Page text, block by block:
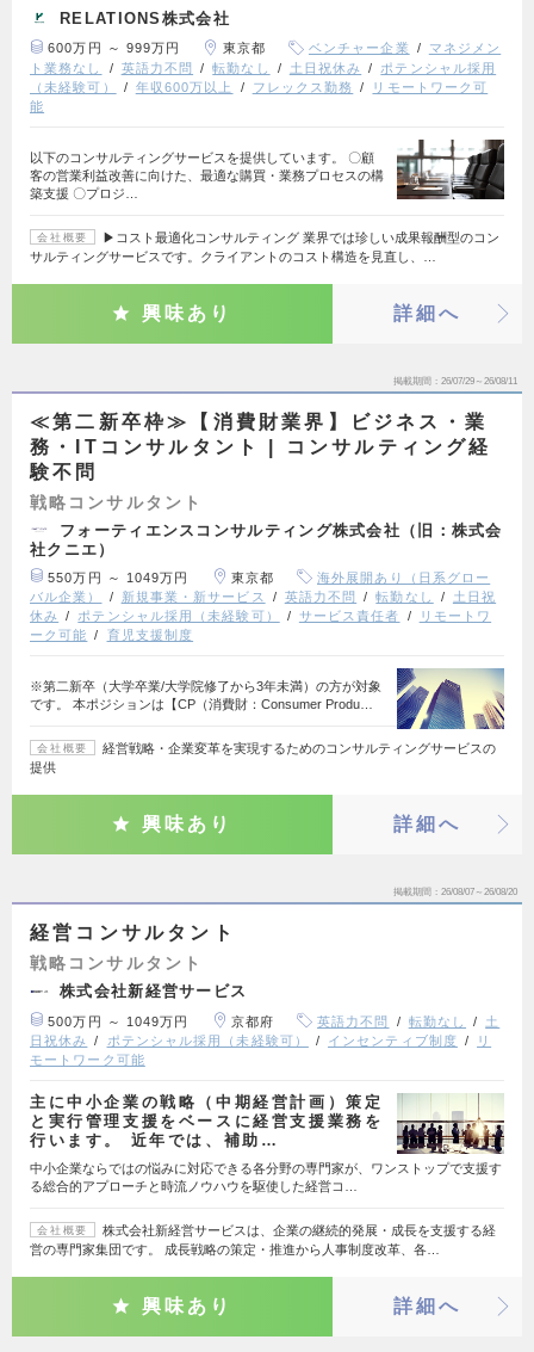
RELATIONS株式会社
600万円 ～ 999万円 東京都 ベンチャー企業
マネジメン
ト業務なし
英語力不問 転勤なし 土日祝休み
ポテンシャル採用
（未経験可）
年収600万以上 フレックス勤務
リモートワーク可
能
以下のコンサルティングサービスを提供しています。 〇顧
客の営業利益改善に向けた、最適な購買・業務プロセスの構
築支援 〇プロジ…
会社概要
▶コスト最適化コンサルティング 業界では珍しい成果報酬型のコン
サルティングサービスです。クライアントのコスト構造を見直し、…
興味あり 詳細へ
掲載期間 26/07/29～26/08/11
≪第二新卒枠≫【消費財業界】ビジネス・業
務・ITコンサルタント | コンサルティング経
験不問
戦略コンサルタント
フォーティエンスコンサルティング株式会社（旧：株式会
社クニエ）
550万円 ～ 1049万円 東京都
海外展開あり（日系グロー
バル企業）
新規事業・新サービス 英語力不問 転勤なし
土日祝
休み
ポテンシャル採用（未経験可） サービス責任者
リモートワ
ーク可能
育児支援制度
※第二新卒（大学卒業/大学院修了から3年未満）の方が対象
です。 本ポジションは【CP（消費財：Consumer Produ…
会社概要
経営戦略・企業変革を実現するためのコンサルティングサービスの
提供
興味あり 詳細へ
掲載期間 26/08/07～26/08/20
経営コンサルタント
戦略コンサルタント
株式会社新経営サービス
500万円 ～ 1049万円 京都府 英語力不問 転勤なし
土
日祝休み
ポテンシャル採用（未経験可） インセンティブ制度
リ
モートワーク可能
主に中小企業の戦略（中期経営計画）策定
と実行管理支援をベースに経営支援業務を
行います。 近年では、補助…
中小企業ならではの悩みに対応できる各分野の専門家が、ワンストップで支援す
る総合的アプローチと時流ノウハウを駆使した経営コ…
会社概要
株式会社新経営サービスは、企業の継続的発展・成長を支援する経
営の専門家集団です。 成長戦略の策定・推進から人事制度改革、各…
興味あり 詳細へ